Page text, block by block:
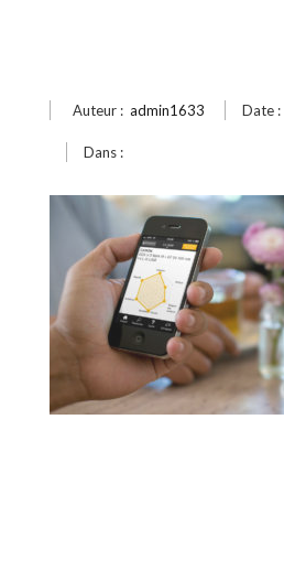
Auteur : admin1633 Date :
Dans :